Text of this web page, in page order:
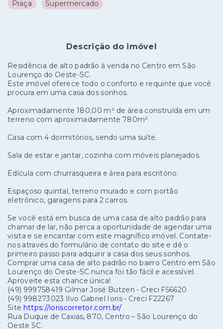
Praça
Supermercado
Descrição do imóvel
Residência de alto padrão à venda no Centro em São
Lourenço do Oeste-SC.
Este imóvel oferece todo o conforto e requinte que você
procura em uma casa dos sonhos.
Aproximadamente 180,00 m² de área construída em um
terreno com aproximadamente 780m²
Casa com 4 dormitórios, sendo uma suíte.
Sala de estar e jantar, cozinha com móveis planejados.
Edícula com churrasqueira e área para escritório.
Espaçoso quintal, terreno murado e com portão
eletrônico, garagens para 2 carros.
Se você está em busca de uma casa de alto padrão para
chamar de lar, não perca a oportunidade de agendar uma
visita e se encantar com este magnífico imóvel. Contate-
nos através do formulário de contato do site e dê o
primeiro passo para adquirir a casa dos seus sonhos.
Comprar uma casa de alto padrão no bairro Centro em São
Lourenço do Oeste-SC nunca foi tão fácil e acessível.
Aproveite esta chance única!
(49) 999758419 Gilmar José Butzen - Creci F56620
(49) 998273023 Ilvo Gabriel Ioris - Creci F22267
Site https://ioriscorretor.com.br/
Rua Duque de Caxias, 870, Centro – São Lourenço do
Oeste SC.